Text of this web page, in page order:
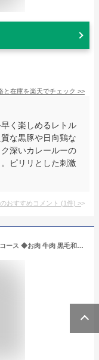
と在庫を楽天でチェック >>
く楽しめるレトル
な黒豚や日向鶏な
深いカレールーの
ピリリとした刺激
おすすめコメント (1件) >
A3版大パネル付 目録 ギフト セット 8千円コース ◆お肉 牛肉 黒毛和牛 神戸牛 A5 証明書付 ギフト お中元 お歳暮 父の日 母の日 内祝 誕生日 結婚祝 敬老の日 神戸ぐりる工房